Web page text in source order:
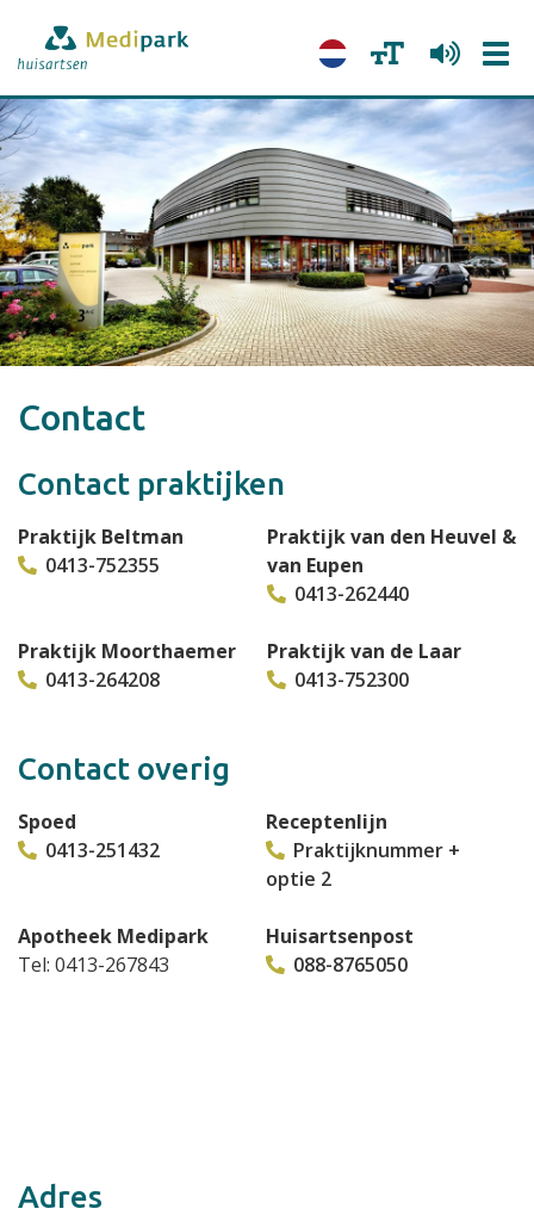
Contact
Contact praktijken
Praktijk Beltman
0413-752355
Praktijk van den Heuvel &
van Eupen
0413-262440
Praktijk Moorthaemer
0413-264208
Praktijk van de Laar
0413-752300
Contact overig
Spoed
0413-251432
Receptenlijn
Praktijknummer +
optie 2
Apotheek Medipark
Tel: 0413-267843
Huisartsenpost
088-8765050
Adres